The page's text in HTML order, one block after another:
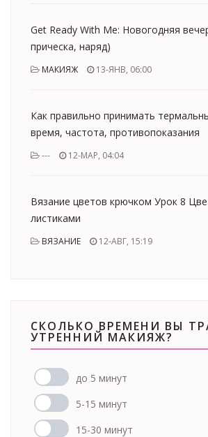
Get Ready With Me: Новогодняя
прическа, наряд)
МАКИЯЖ 13-ЯНВ, 06:00
Как правильно принимать
время, частота, противопоказания
--- 12-МАР, 04:04
Вязание цветов крючком Урок 8
листиками
ВЯЗАНИЕ 12-АВГ, 15:19
СКОЛЬКО ВРЕМЕНИ ВЫ
УТРЕННИЙ МАКИЯЖ?
до 5 минут
5-15 минут
15-30 минут